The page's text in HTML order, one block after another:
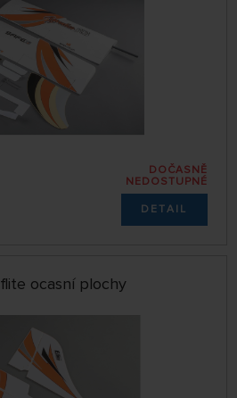
DOČASNĚ
NEDOSTUPNÉ
DETAIL
ocasní plochy